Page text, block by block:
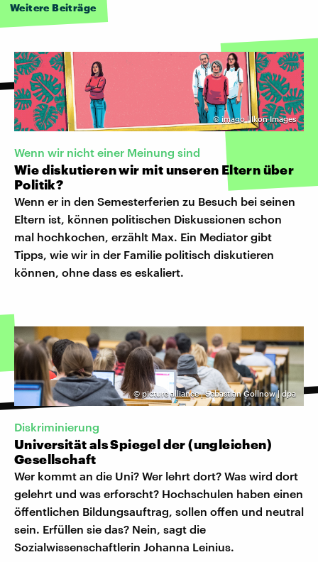
Weitere Beiträge
© imago | Ikon Images
Wenn wir nicht einer Meinung sind
Wie diskutieren wir mit unseren Eltern über
Politik?
Wenn er in den Semesterferien zu Besuch bei seinen
Eltern ist, können politischen Diskussionen schon
mal hochkochen, erzählt Max. Ein Mediator gibt
Tipps, wie wir in der Familie politisch diskutieren
können, ohne dass es eskaliert.
©picture alliance | Sebastian Gollnow | dpa
Diskriminierung
Universität als Spiegel der (ungleichen)
Gesellschaft
Wer kommt an die Uni? Wer lehrt dort? Was wird dort
gelehrt und was erforscht? Hochschulen haben einen
öffentlichen Bildungsauftrag, sollen offen und neutral
sein. Erfüllen sie das? Nein, sagt die
Sozialwissenschaftlerin Johanna Leinius.